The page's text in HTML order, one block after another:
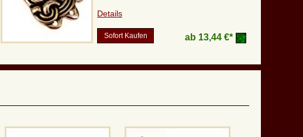
Details
Sofort Kaufen ab 13,44 €*